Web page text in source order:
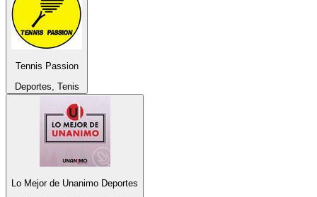
Tennis Passion
Deportes, Tenis
Lo Mejor de Unanimo Deportes